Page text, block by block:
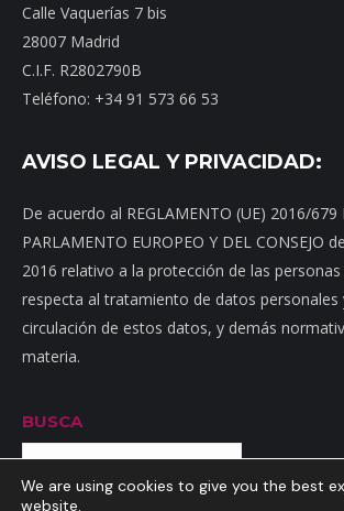
Calle Vaquerías 7 bis
28007 Madrid
C.I.F. R2802790B
Teléfono: +34 91 573 66 53
AVISO LEGAL Y PRIVACIDAD:
De acuerdo al REGLAMENTO (UE) 2016/679
PARLAMENTO EUROPEO Y DEL CONSEJO
2016 relativo a la protección de las
respecta al tratamiento de datos personales
circulación de estos datos, y demás
materia.
BUSCA
Buscar
We are using cookies to give you the best
website.